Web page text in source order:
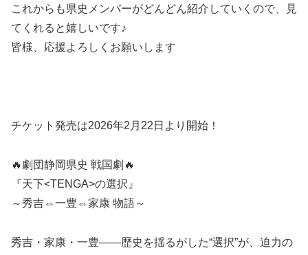
これからも県史メンバーがどんどん紹介していくので、見
てくれると嬉しいです♪
皆様、応援よろしくお願いします
チケット発売は2026年2月22日より開始！
🔥劇団静岡県史 戦国劇🔥
『天下<TENGA>の選択』
～秀吉⇔一豊⇔家康 物語～
秀吉・家康・一豊——歴史を揺るがした“選択”が、迫力の